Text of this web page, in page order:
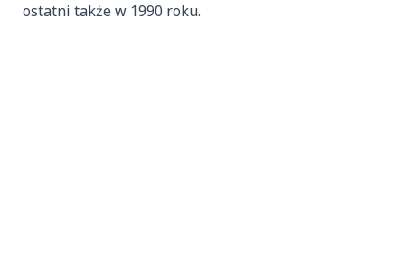
ostatni także w 1990 roku.